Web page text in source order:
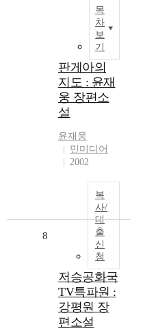
목
차
보
기
판게아의
지도 : 윤재
웅 장편소
설
윤재웅
민미디어
2002
복
사/
대
출
신
청
8
저승공화국
TV특파원 :
강평원 장
편소설